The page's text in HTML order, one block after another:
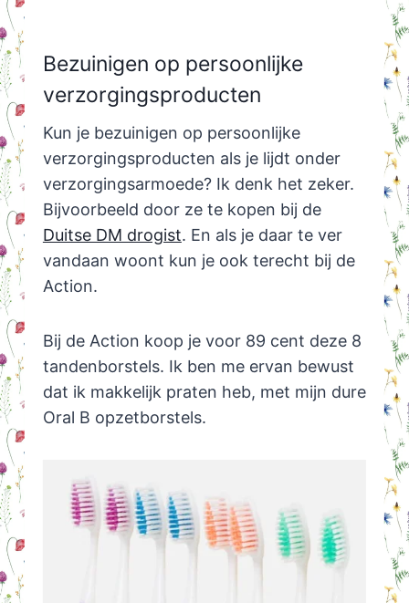
Bezuinigen op persoonlijke
verzorgingsproducten
Kun je bezuinigen op persoonlijke
verzorgingsproducten als je lijdt onder
verzorgingsarmoede? Ik denk het zeker.
Bijvoorbeeld door ze te kopen bij de
Duitse DM drogist. En als je daar te ver
vandaan woont kun je ook terecht bij de
Action.
Bij de Action koop je voor 89 cent deze 8
tandenborstels. Ik ben me ervan bewust
dat ik makkelijk praten heb, met mijn dure
Oral B opzetborstels.